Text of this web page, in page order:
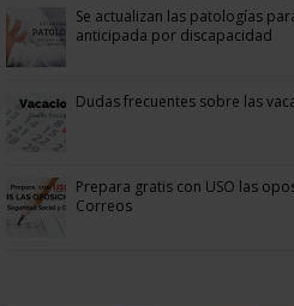
Se actualizan las patologías
anticipada por discapacidad
Dudas frecuentes sobre las
Prepara gratis con USO las
Correos